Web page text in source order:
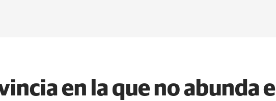
en la que no abunda el